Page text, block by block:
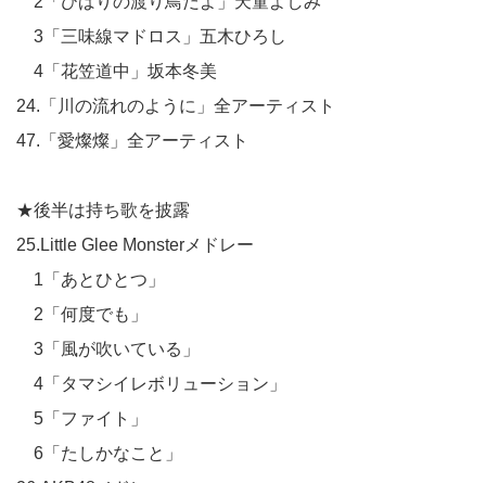
3「三味線マドロス」五木ひろし
4「花笠道中」坂本冬美
24.「川の流れのように」全アーティスト
47.「愛燦燦」全アーティスト
★後半は持ち歌を披露
25.Little Glee Monsterメドレー
1「あとひとつ」
2「何度でも」
3「風が吹いている」
4「タマシイレボリューション」
5「ファイト」
6「たしかなこと」